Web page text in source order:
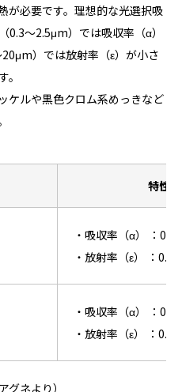
が必要です。理想的な光選択吸
0.3～2.5μm）では吸収率（α）
）では放射率（ε）が小さ
ケルや黒色クロム系めっきなど
特性値
・吸収率（α） ：
・放射率（ε） ：
・吸収率（α） ：
・放射率（ε） ：
グネより）